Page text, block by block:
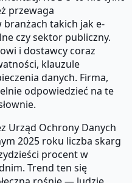
przewaga
takich jak e-
czy sektor publiczny.
i dostawcy coraz
klauzule
danych. Firma,
odpowiedzieć na te
Urząd Ochrony Danych
2025 roku liczba skarg
procent w
Trend ten się